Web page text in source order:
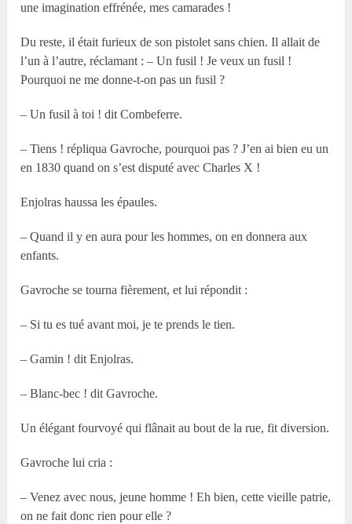
une imagination effrénée, mes camarades !
Du reste, il était furieux de son pistolet sans chien. Il allait de
l’un à l’autre, réclamant : – Un fusil ! Je veux un fusil !
Pourquoi ne me donne-t-on pas un fusil ?
– Un fusil à toi ! dit Combeferre.
– Tiens ! répliqua Gavroche, pourquoi pas ? J’en ai bien eu un
en 1830 quand on s’est disputé avec Charles X !
Enjolras haussa les épaules.
– Quand il y en aura pour les hommes, on en donnera aux
enfants.
Gavroche se tourna fièrement, et lui répondit :
– Si tu es tué avant moi, je te prends le tien.
– Gamin ! dit Enjolras.
– Blanc-bec ! dit Gavroche.
Un élégant fourvoyé qui flânait au bout de la rue, fit diversion.
Gavroche lui cria :
– Venez avec nous, jeune homme ! Eh bien, cette vieille patrie,
on ne fait donc rien pour elle ?